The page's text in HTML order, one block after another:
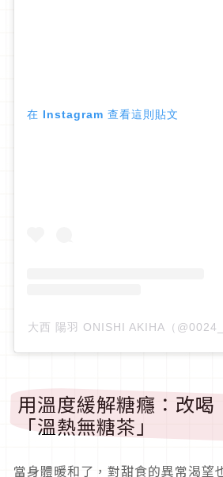
在 Instagram 查看這則貼文
大西 陽羽 ONISHI AKIHA（
用溫度緩解糖癮：改
「溫熱無糖茶」
當身體暖和了，對甜食的異常渴望